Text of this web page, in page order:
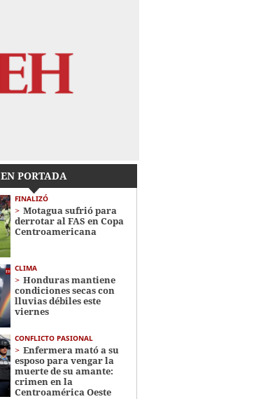
EN PORTADA
FINALIZÓ
Motagua sufrió para
derrotar al FAS en Copa
Centroamericana
CLIMA
Honduras mantiene
condiciones secas con
lluvias débiles este
viernes
CONFLICTO PASIONAL
Enfermera mató a su
esposo para vengar la
muerte de su amante:
crimen en la
Centroamérica Oeste